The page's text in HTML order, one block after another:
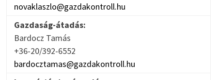
novaklaszlo@gazdakontroll.hu
Gazdaság-átadás:
Bardocz Tamás
+36-20/392-6552
bardocztamas@gazdakontroll.hu